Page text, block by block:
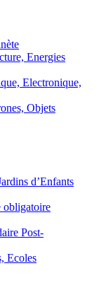
Energies
Electronique,
Objets
d’Enfants
obligatoire
Post-
Ecoles